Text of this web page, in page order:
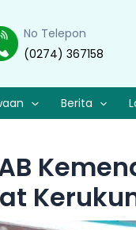
No Telepon
(0274) 367158
Berita